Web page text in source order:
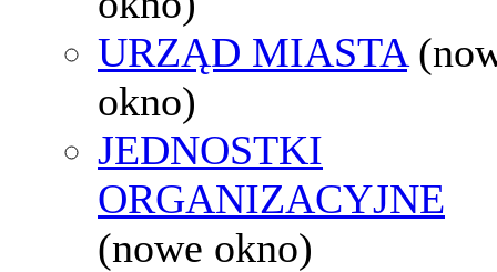
URZĄD MIASTA
okno)
JEDNOSTKI
ORGANIZACYJNE
(nowe okno)